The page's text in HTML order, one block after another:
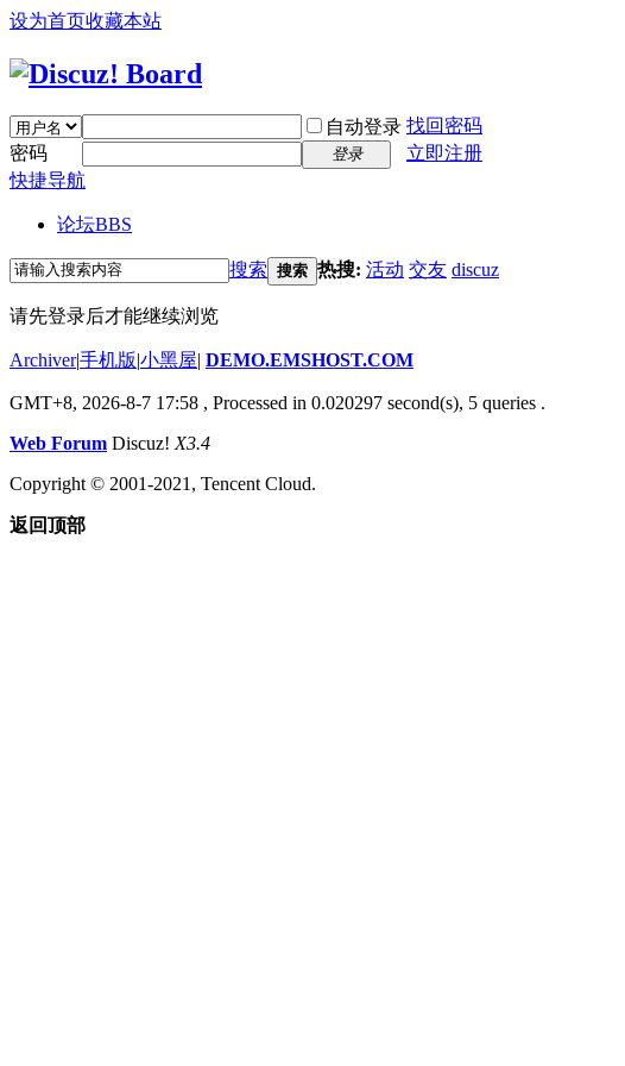
设为首页收藏本站
自动登录 找回密码
密码
登录
立即注册
快捷导航
论坛BBS
搜索 搜索 热搜: 活动 交友 discuz
请先登录后才能继续浏览
Archiver|手机版|小黑屋| DEMO.EMSHOST.COM
GMT+8, 2026-8-7 17:58 , Processed in 0.020297 second(s), 5 queries .
Web Forum Discuz! X3.4
Copyright © 2001-2021, Tencent Cloud.
返回顶部